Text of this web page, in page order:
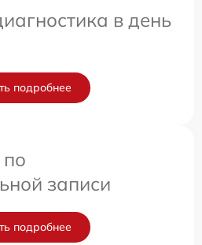
в день
подробнее
записи
подробнее